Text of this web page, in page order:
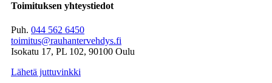
Toimituksen yhteystiedot
Puh. 044 562 6450
toimitus@rauhantervehdys.fi
Isokatu 17, PL 102, 90100 Oulu
Lähetä juttuvinkki